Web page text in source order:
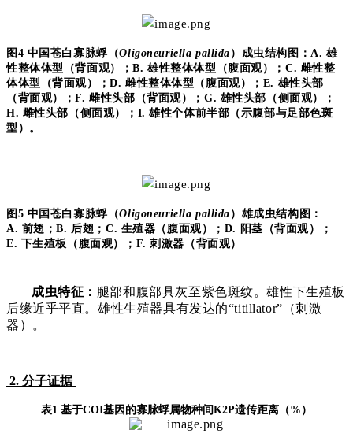
图 4 中国苍白寡脉蜉（Oligoneuriella pallida ）成虫结构图：A. 雄
性整体体型（背面观）；B.雄性整体体型（腹面观）；C. 雌性整
体体型（背面观）；D. 雌性整体体型（腹面观）； E. 雄性头部
（背面观）；F.雌性头部（背面观）； G. 雄性头部（侧面观）；
H. 雌性头部（侧面观）； I.雄性个体前半部（示腹部与足部色斑
型）。
图 5 中国苍白寡脉蜉（Oligoneuriella pallida ）雄成虫结构图：
A. 前翅；B. 后翅； C. 生殖器（腹面观）； D. 阳茎（背面观）；
E. 下生殖板（腹面观）； F.刺激器（背面观）
成虫特征： 腿部和腹部具灰至紫色斑纹。雄性下生殖板
后缘近乎平直。雄性生殖器具有发达的“titillator” （刺激
器）。
2. 分子证据
表1 基于COI基因的寡脉蜉属物种间K2P遗传距离（% ）